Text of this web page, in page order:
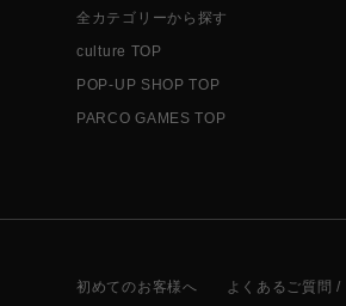
全カテゴリーから探す
culture TOP
POP-UP SHOP TOP
PARCO GAMES TOP
初めてのお客様へ よくあるご質問 /